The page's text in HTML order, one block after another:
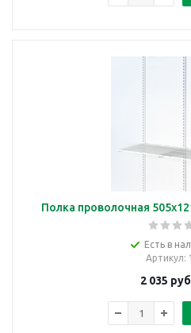
Полка проволочная
Есть в
Артикул:
2 035